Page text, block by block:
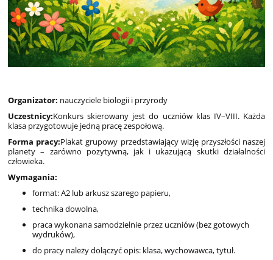
Organizator: nauczyciele biologii i przyrody
Uczestnicy:Konkurs skierowany jest do uczniów klas IV–VIII. Każda
klasa przygotowuje jedną pracę zespołową.
Forma pracy:Plakat grupowy przedstawiający wizję przyszłości naszej
planety – zarówno pozytywną, jak i ukazującą skutki działalności
człowieka.
Wymagania:
format: A2 lub arkusz szarego papieru,
technika dowolna,
praca wykonana samodzielnie przez uczniów (bez gotowych
wydruków),
do pracy należy dołączyć opis: klasa, wychowawca, tytuł.